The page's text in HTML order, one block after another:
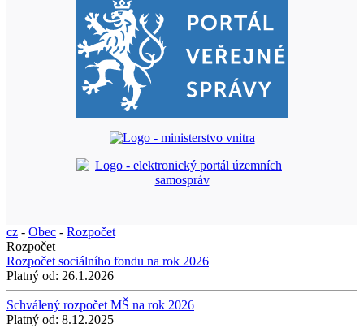
cz - Obec - Rozpočet
Rozpočet
Rozpočet sociálního fondu na rok 2026
Platný od: 26.1.2026
Schválený rozpočet MŠ na rok 2026
Platný od: 8.12.2025